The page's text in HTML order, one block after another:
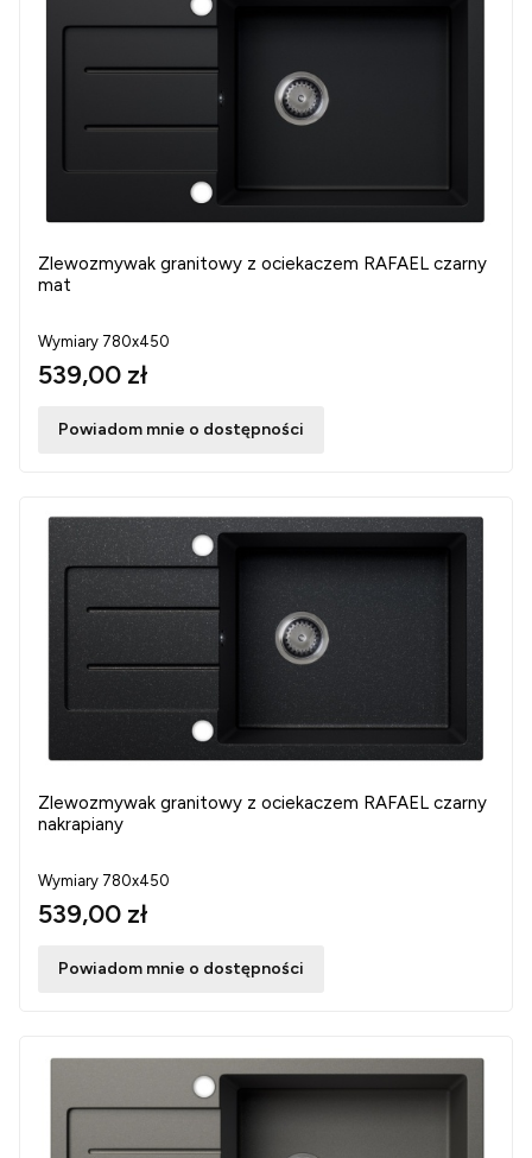
Zlewozmywak granitowy z ociekaczem RAFAEL czarny
mat
Wymiary 780x450
539,00 zł
Powiadom mnie o dostępności
Zlewozmywak granitowy z ociekaczem RAFAEL czarny
nakrapiany
Wymiary 780x450
539,00 zł
Powiadom mnie o dostępności